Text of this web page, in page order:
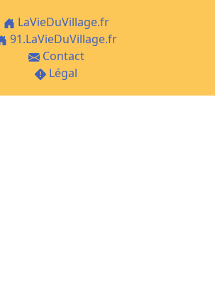
LaVieDuVillage.fr
91.LaVieDuVillage.fr
Contact
Légal